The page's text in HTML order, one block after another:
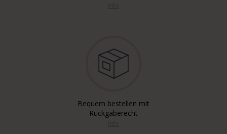
Bequem bestellen mit
Rückgaberecht